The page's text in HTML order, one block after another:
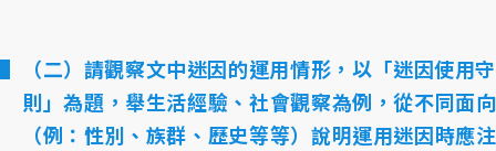
（二）請觀察文中迷因的運用情形，以「迷因使用守
則」為題，舉生活經驗、社會觀察為例，從不同面向
（例：性別、族群、歷史等等）說明運用迷因時應注